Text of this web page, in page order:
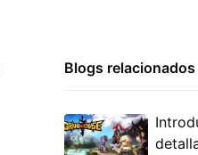
Blogs relacionados